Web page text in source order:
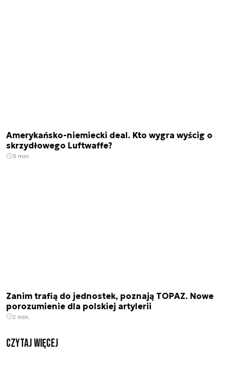
Amerykańsko-niemiecki deal. Kto wygra wyścig o
skrzydłowego Luftwaffe?
3 min.
Zanim trafią do jednostek, poznają TOPAZ. Nowe
porozumienie dla polskiej artylerii
2 min.
czytaj więcej